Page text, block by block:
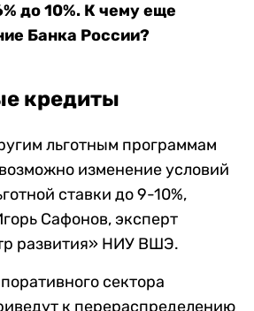
до 10%. К чему еще
Банка России?
кредиты
льготным программам
изменение условий
ставки до 9-10%,
Сафонов, эксперт
развития» НИУ ВШЭ.
сектора
к перераспределению